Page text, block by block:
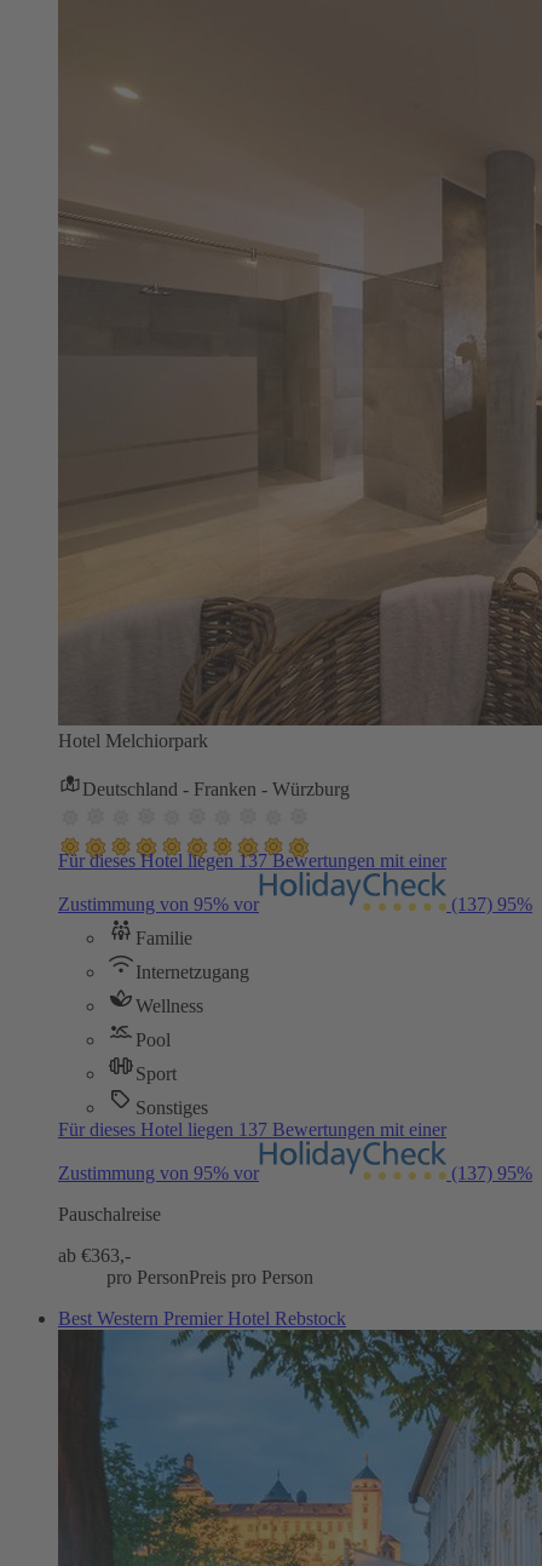
Hotel Melchiorpark
Deutschland - Franken - Würzburg
Für dieses Hotel liegen 137 Bewertungen mit einer
Zustimmung von 95% vor (137) 95%
Familie
Internetzugang
Wellness
Pool
Sport
Sonstiges
Für dieses Hotel liegen 137 Bewertungen mit einer
Zustimmung von 95% vor (137) 95%
Pauschalreise
ab €363,-
pro PersonPreis pro Person
Best Western Premier Hotel Rebstock